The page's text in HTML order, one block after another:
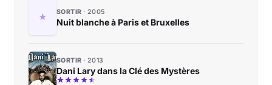
SORTIR 2005
Nuit blanche à Paris et Bruxelles
SORTIR 2013
Dani Lary dans la Clé des Mystères